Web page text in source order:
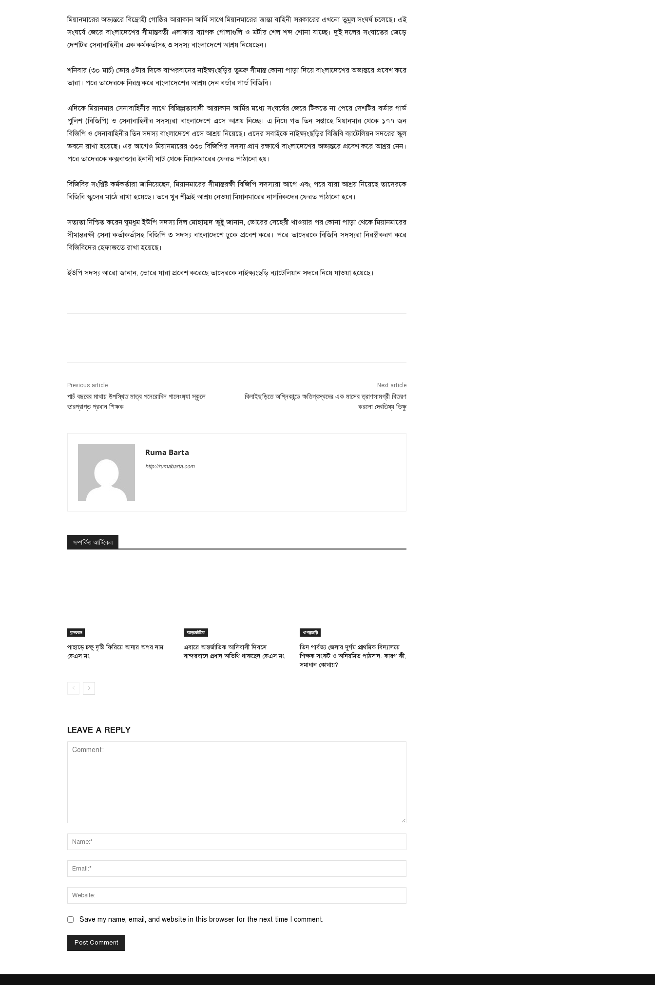
মিয়ানমারের অভ্যন্তরে বিদ্রোহী গোষ্ঠির আরাকান আর্মি সাথে মিয়ানমারের জান্তা বাহিনী সরকারের এখনো তুমুল সংঘর্ষ চলেছে। এই
সংঘর্ষে জেরে বাংলাদেশের সীমান্তবর্তী এলাকায় ব্যাপক গোলাগুলি ও মর্টার শেল শব্দ শোনা যাচ্ছে। দুই দলের সংঘাতের জেড়ে
দেশটির সেনাবাহিনীর এক কর্মকর্তাসহ ৩ সদস্য বাংলাদেশে আশ্রয় নিয়েছেন।
শনিবার (৩০ মার্চ) ভোর ৫টার দিকে বান্দরবানের নাইক্ষ্যংছড়ির তুমব্রু সীমান্ত কোনা পাড়া দিয়ে বাংলাদেশের অভ্যন্তরে প্রবেশ করে
তারা। পরে তাদেরকে নিরস্ত্র করে বাংলাদেশের আশ্রয় দেন বর্ডার গার্ড বিজিবি।
এদিকে মিয়ানমার সেনাবাহিনীর সাথে বিচ্ছিন্নতাবাদী আরাকান আর্মির মধ্যে সংঘর্ষের জেরে টিকতে না পেরে দেশটির বর্ডার গার্ড
পুলিশ (বিজিপি) ও সেনাবাহিনীর সদস্যরা বাংলাদেশে এসে আশ্রয় নিচ্ছে। এ নিয়ে গত তিন সপ্তাহে মিয়ানমার থেকে ১৭৭ জন
বিজিপি ও সেনাবাহিনীর তিন সদস্য বাংলাদেশে এসে আশ্রয় নিয়েছে। এদের সবাইকে নাইক্ষ্যংছড়ির বিজিবি ব্যাটেলিয়ন সদরের স্কুল
ভবনে রাখা হয়েছে। এর আগেও মিয়ানমারের ৩৩০ বিজিপির সদস্য প্রাণ রক্ষার্থে বাংলাদেশের অভ্যন্তরে প্রবেশ করে আশ্রয় নেন।
পরে তাদেরকে কক্সবাজার ইনানী ঘাট থেকে মিয়ানমারের ফেরত পাঠানো হয়।
বিজিবির সংশ্লিষ্ট কর্মকর্তারা জানিয়েছেন, মিয়ানমারের সীমান্তরক্ষী বিজিপি সদস্যরা আগে এবং পরে যারা আশ্রয় নিয়েছে তাদেরকে
বিজিবি স্কুলের মাঠে রাখা হয়েছে। তবে খুব শীঘ্রই আশ্রয় নেওয়া মিয়ানমারের নাগরিকদের ফেরত পাঠানো হবে।
সত্যতা নিশ্চিত করেন ঘুমধুম ইউপি সদস্য দিল মোহাম্মদ ভুট্টু জানান, ভোরের সেহেরী খাওয়ার পর কোনা পাড়া থেকে মিয়ানমারের
সীমান্তরক্ষী সেনা কর্তাকর্তাসহ বিজিপি ৩ সদস্য বাংলাদেশে ঢুকে প্রবেশ করে। পরে তাদেরকে বিজিবি সদস্যরা নিরস্ত্রীকরণ করে
বিজিবিদের হেফাজতে রাখা হয়েছে।
ইউপি সদস্য আরো জানান, ভোরে যারা প্রবেশ করেছে তাদেরকে নাইক্ষ্যংছড়ি ব্যাটেলিয়ান সদরে নিয়ে যাওয়া হয়েছে।
Previous article
পাচঁ বছরের মাথায় উপস্থিত মাত্র পনেরোদিন গালেংঙ্গ্যা স্কুলে
ভারপ্রাপ্ত প্রধান শিক্ষক
Next article
বিলাইছড়িতে অগ্নিকান্ডে ক্ষতিগ্রস্থদের এক মাসের ত্রাণসামগ্রী বিতরণ
করলো দেবতিষ্য ভিক্ষু
Ruma Barta
http://rumabarta.com
সম্পর্কিত আর্টিকেল
বান্দরবান
পাহাড়ে চক্ষু দৃষ্টি ফিরিয়ে আনার অপর নাম
কেএস মং
আন্তর্জাতিক
এবারে আন্তর্জাতিক আদিবাসী দিবসে
বান্দরবানে প্রধান অতিথি থাকছেন কেএস মং
খাগড়াছড়ি
তিন পার্বত্য জেলার দুর্গম প্রাথমিক বিদ্যালয়ে
শিক্ষক সংকট ও অনিয়মিত পাঠদান: কারণ কী,
সমাধান কোথায়?
LEAVE A REPLY
Save my name, email, and website in this browser for the next time I comment.